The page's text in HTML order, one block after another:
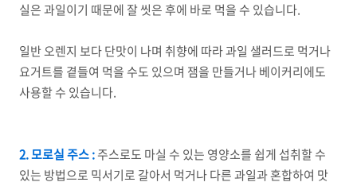
실은 과일이기 때문에 잘 씻은 후에 바로 먹을 수 있습니다.
일반 오렌지 보다 단맛이 나며 취향에 따라 과일 샐러드로 먹거나
요거트를 곁들여 먹을 수도 있으며 잼을 만들거나 베이커리에도
사용할 수 있습니다.
2. 모로실 주스 :주스로도 마실 수 있는 영양소를 쉽게 섭취할 수
있는 방법으로 믹서기로 갈아서 먹거나 다른 과일과 혼합하여 맛